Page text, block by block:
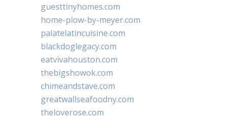
guesttinyhomes.com
home-plow-by-meyer.com
palatelatincuisine.com
blackdoglegacy.com
eatvivahouston.com
thebigshowok.com
chimeandstave.com
greatwallseafoodny.com
theloverose.com